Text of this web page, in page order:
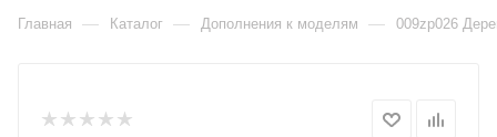
Главная — Каталог — Дополнения к моделям — 009zp026